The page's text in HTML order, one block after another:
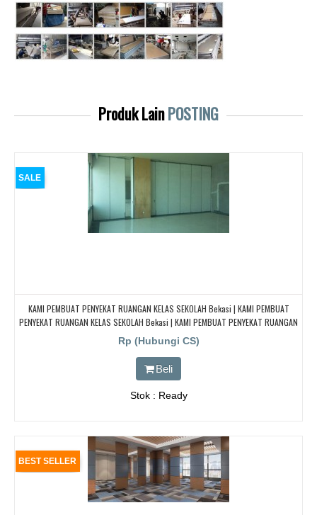
Produk LainPOSTING
SALE
KAMI PEMBUAT PENYEKAT RUANGAN KELAS SEKOLAH Bekasi | KAMI PEMBUAT
PENYEKAT RUANGAN KELAS SEKOLAH Bekasi | KAMI PEMBUAT PENYEKAT RUANGAN
KELAS SEKOLAH Bekasi | KAMI PEMBUAT PENYEKAT RUANGAN KELAS SEKOLAH
Rp (Hubungi CS)
Beli
Stok : Ready
BEST SELLER